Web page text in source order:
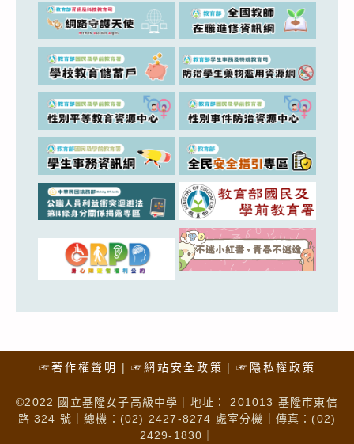
☞著作權聲明 ☞網站安全政策 ☞隱私權政策
©2022 國立基隆女子高級中學｜地址： 201013 基隆市東信
路 324 號｜總機：(02) 2427-8274 處室分機｜傳真：(02)
2429-1830｜